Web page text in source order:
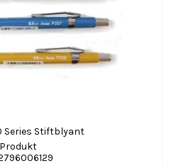
Series Stiftblyant
Produkt